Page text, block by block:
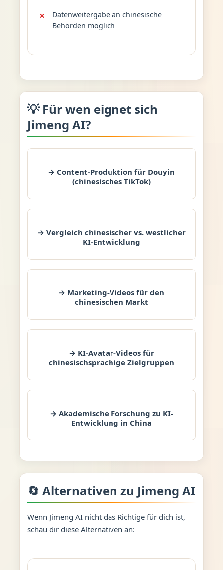
Datenweitergabe an chinesische
Behörden möglich
💡 Für wen eignet sich
Jimeng AI?
→ Content-Produktion für Douyin
(chinesisches TikTok)
→ Vergleich chinesischer vs. westlicher
KI-Entwicklung
→ Marketing-Videos für den
chinesischen Markt
→ KI-Avatar-Videos für
chinesischsprachige Zielgruppen
→ Akademische Forschung zu KI-
Entwicklung in China
🔄 Alternativen zu Jimeng AI
Wenn Jimeng AI nicht das Richtige für dich ist,
schau dir diese Alternativen an: